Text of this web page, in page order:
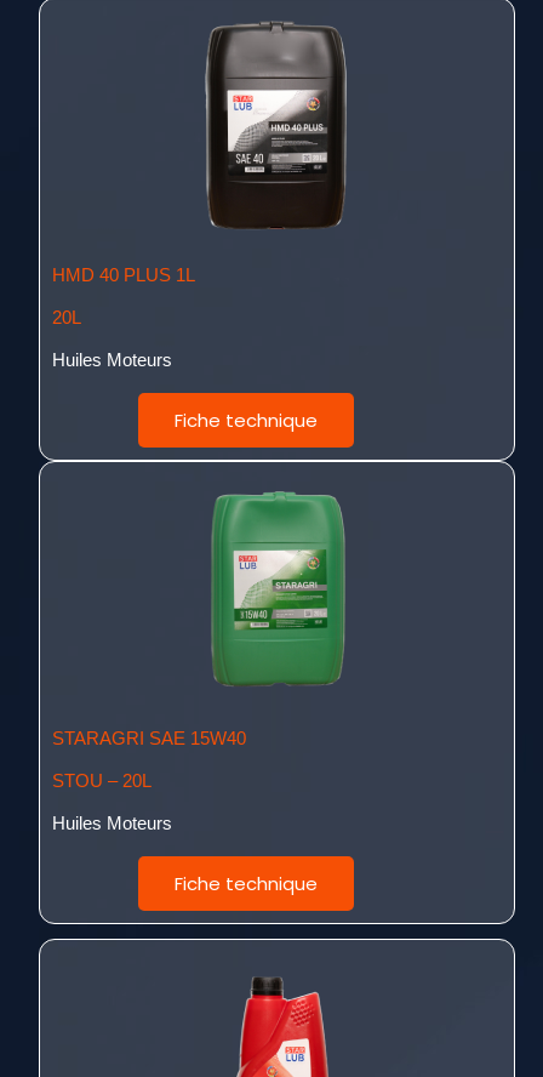
HMD 40 PLUS 1L
20L
Huiles Moteurs
Fiche technique
STARAGRI SAE 15W40
STOU – 20L
Huiles Moteurs
Fiche technique